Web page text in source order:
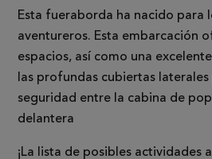
Esta fueraborda ha nacido para
aventureros. Esta embarcación
espacios, así como una
las profundas cubiertas
seguridad entre la cabina de
delantera
¡La lista de posibles actividades